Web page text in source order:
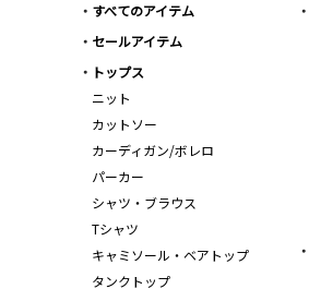
すべてのアイテム
セールアイテム
トップス
ニット
カットソー
カーディガン/ボレロ
パーカー
シャツ・ブラウス
Tシャツ
キャミソール・ベアトップ
タンクトップ